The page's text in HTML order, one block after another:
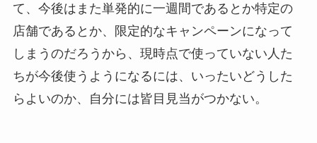
て、今後はまた単発的に一週間であるとか特定の
店舗であるとか、限定的なキャンペーンになって
しまうのだろうから、現時点で使っていない人た
ちが今後使うようになるには、いったいどうした
らよいのか、自分には皆目見当がつかない。